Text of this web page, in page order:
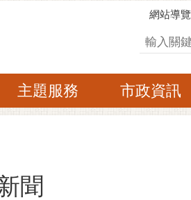
網站導覽
搜尋
主題服務 市政資訊
聞